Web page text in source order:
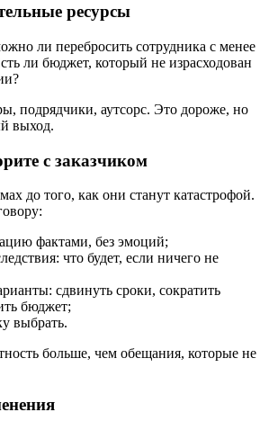
ресурсы
ли перебросить сотрудника с менее
ли бюджет, который не израсходован
подрядчики, аутсорс. Это дороже, но
выход.
с заказчиком
до того, как они станут катастрофой.
фактами, без эмоций;
что будет, если ничего не
сдвинуть сроки, сократить
бюджет;
выбрать.
больше, чем обещания, которые не